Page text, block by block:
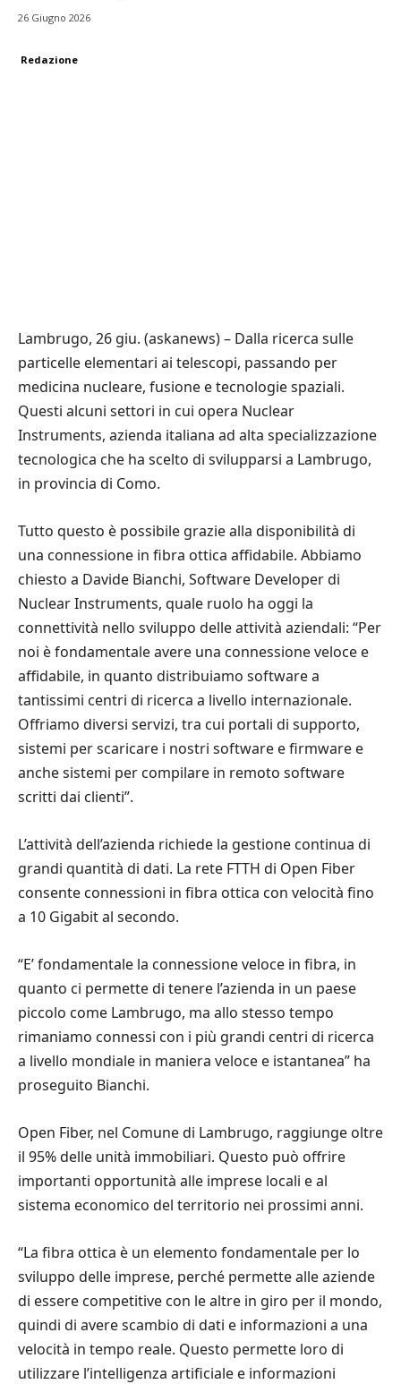
26 Giugno 2026
Redazione
Lambrugo, 26 giu. (askanews) – Dalla ricerca sulle
particelle elementari ai telescopi, passando per
medicina nucleare, fusione e tecnologie spaziali.
Questi alcuni settori in cui opera Nuclear
Instruments, azienda italiana ad alta specializzazione
tecnologica che ha scelto di svilupparsi a Lambrugo,
in provincia di Como.
Tutto questo è possibile grazie alla disponibilità di
una connessione in fibra ottica affidabile. Abbiamo
chiesto a Davide Bianchi, Software Developer di
Nuclear Instruments, quale ruolo ha oggi la
connettività nello sviluppo delle attività aziendali: “Per
noi è fondamentale avere una connessione veloce e
affidabile, in quanto distribuiamo software a
tantissimi centri di ricerca a livello internazionale.
Offriamo diversi servizi, tra cui portali di supporto,
sistemi per scaricare i nostri software e firmware e
anche sistemi per compilare in remoto software
scritti dai clienti”.
L’attività dell’azienda richiede la gestione continua di
grandi quantità di dati. La rete FTTH di Open Fiber
consente connessioni in fibra ottica con velocità fino
a 10 Gigabit al secondo.
“E’ fondamentale la connessione veloce in fibra, in
quanto ci permette di tenere l’azienda in un paese
piccolo come Lambrugo, ma allo stesso tempo
rimaniamo connessi con i più grandi centri di ricerca
a livello mondiale in maniera veloce e istantanea” ha
proseguito Bianchi.
Open Fiber, nel Comune di Lambrugo, raggiunge oltre
il 95% delle unità immobiliari. Questo può offrire
importanti opportunità alle imprese locali e al
sistema economico del territorio nei prossimi anni.
“La fibra ottica è un elemento fondamentale per lo
sviluppo delle imprese, perché permette alle aziende
di essere competitive con le altre in giro per il mondo,
quindi di avere scambio di dati e informazioni a una
velocità in tempo reale. Questo permette loro di
utilizzare l’intelligenza artificiale e informazioni